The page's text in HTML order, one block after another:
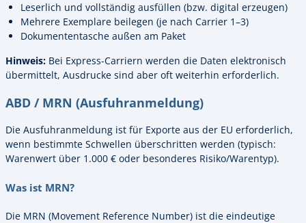
Leserlich und vollständig ausfüllen (bzw. digital erzeugen)
Mehrere Exemplare beilegen (je nach Carrier 1–3)
Dokumententasche außen am Paket
Hinweis: Bei Express-Carriern werden die Daten elektronisch
übermittelt, Ausdrucke sind aber oft weiterhin erforderlich.
ABD / MRN (Ausfuhranmeldung)
Die Ausfuhranmeldung ist für Exporte aus der EU erforderlich,
wenn bestimmte Schwellen überschritten werden (typisch:
Warenwert über 1.000 € oder besonderes Risiko/Warentyp).
Was ist MRN?
Die MRN (Movement Reference Number) ist die eindeutige